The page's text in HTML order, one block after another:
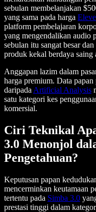
sebulan membelanjakan
yang sama pada harga
platform pembelajaran
yang mengendalikan audio
sebulan itu sangat besar
produk kekal berdaya saing
Anggapan lazim dalam
harga premium. Data
daripada Artificial Analysis
satu kategori kes
komersial.
Ciri Teknikal
3.0 Menonjol
Pengetahuan?
Keputusan papan
mencerminkan keutamaan
tertentu pada Simba 3.0
prestasi tinggi dalam